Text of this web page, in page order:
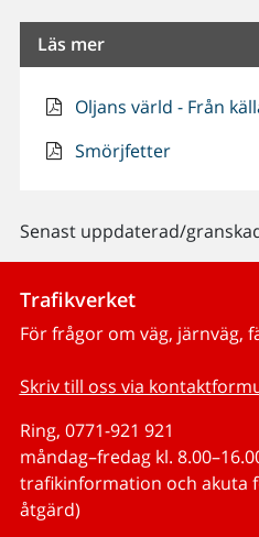
Läs mer
Oljans värld - Från
Smörjfetter
Senast uppdaterad/
Trafikverket
För frågor om väg, järnväg,
Skriv till oss via
Ring, 0771-921 921
måndag–fredag kl.
trafikinformation och akuta
åtgärd)